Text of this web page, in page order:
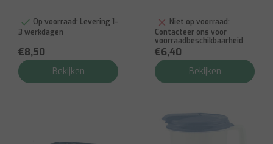
Op voorraad: Levering 1-
3 werkdagen
€8,50
Bekijken
Niet op voorraad:
Contacteer ons voor
voorraadbeschikbaarheid
€6,40
Bekijken